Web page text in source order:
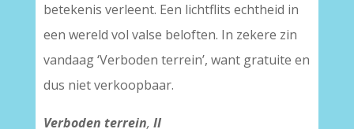
betekenis verleent. Een lichtflits echtheid in
een wereld vol valse beloften. In zekere zin
vandaag ‘Verboden terrein’, want gratuite en
dus niet verkoopbaar.
Verboden terrein, II